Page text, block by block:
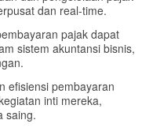
dan real-time.
pajak dapat
sistem akuntansi bisnis,
efisiensi pembayaran
inti mereka,
saing.